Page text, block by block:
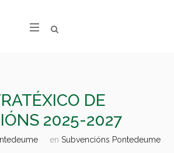
DE
2025-2027
en Subvencións Pontedeume